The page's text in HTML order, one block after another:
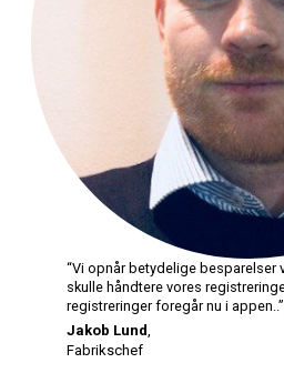
“Vi opnår betydelige besparelser
skulle håndtere vores
registreringer foregår nu i appen..”
Jakob Lund,
Fabrikschef